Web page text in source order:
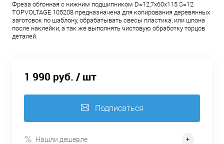
Фреза обгонная с нижним подшипником D=12,7x60x115 S=12
TOPVOLTAGE 105208 предназначена для копирования деревянных
заготовок по шаблону, обрабатывать свесы пластика, или шпона
после наклейки, а так же выполнять чистовую обработку торцов
деталей.
1 990 руб. / шт
Подписаться
Нашли дешевле